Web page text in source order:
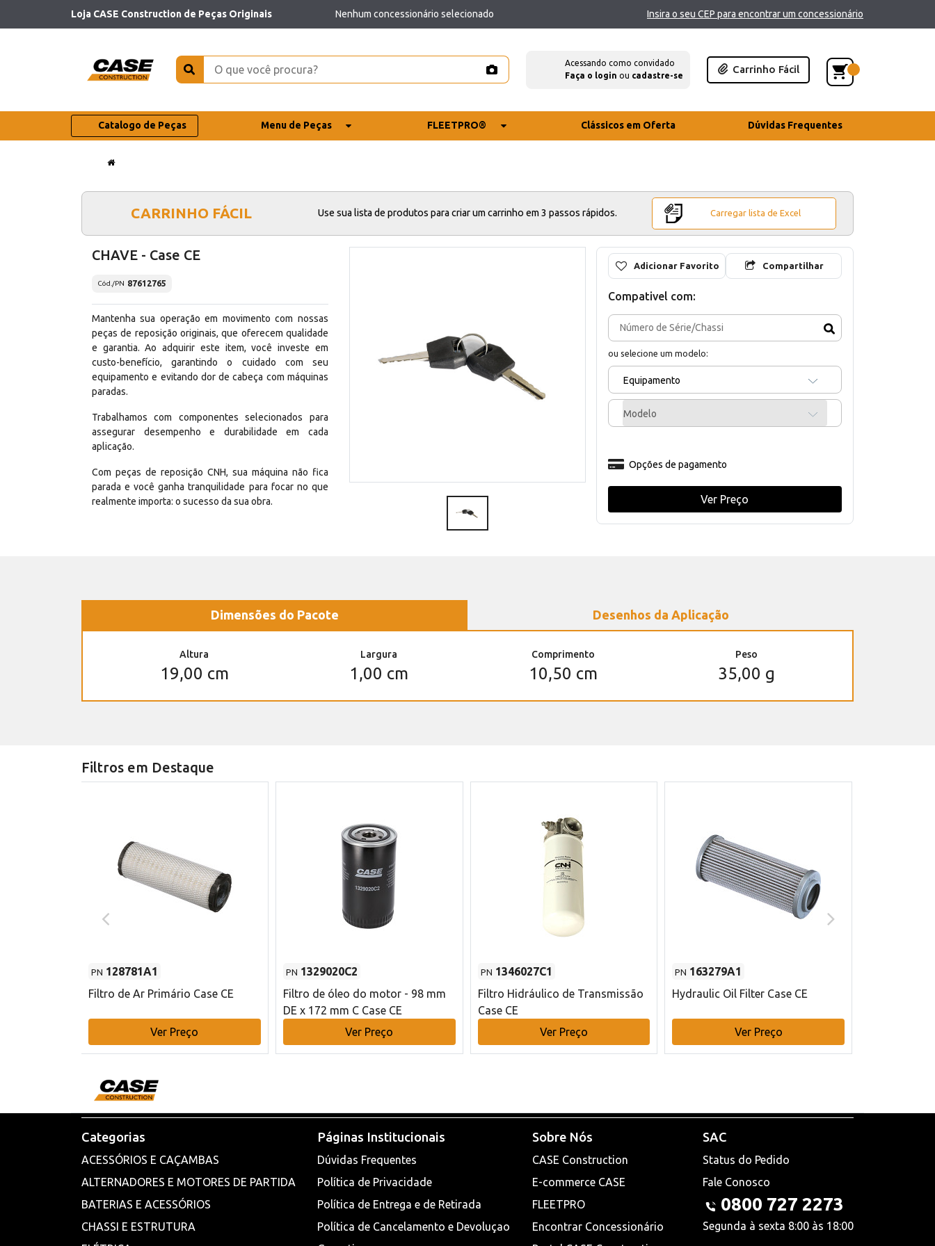
Loja CASE Construction de Peças Originais Nenhum concessionário selecionado Insira o seu CEP para encontrar um concessionário
Acessando como convidado
Faça o login ou cadastre-se
Carrinho Fácil
Catalogo de Peças Menu de Peças FLEETPRO® Clássicos em Oferta Dúvidas Frequentes
CARRINHO FÁCIL Use sua lista de produtos para criar um carrinho em 3 passos rápidos. Carregar lista de Excel
CHAVE - Case CE
Cód./PN 87612765
Mantenha sua operação em movimento com nossas
peças de reposição originais, que oferecem qualidade
e garantia. Ao adquirir este item, você investe em
custo-benefício, garantindo o cuidado com seu
equipamento e evitando dor de cabeça com máquinas
paradas.
Trabalhamos com componentes selecionados para
assegurar desempenho e durabilidade em cada
aplicação.
Com peças de reposição CNH, sua máquina não fica
parada e você ganha tranquilidade para focar no que
realmente importa: o sucesso da sua obra.
Adicionar Favorito Compartilhar
Compativel com:
ou selecione um modelo:
Equipamento
Modelo
Opções de pagamento
Ver Preço
Dimensões do Pacote Desenhos da Aplicação
Altura
19,00 cm
Largura
1,00 cm
Comprimento
10,50 cm
Peso
35,00 g
Filtros em Destaque
PN 128781A1
Filtro de Ar Primário Case CE
Ver Preço
PN 1329020C2
Filtro de óleo do motor - 98 mm
DE x 172 mm C Case CE
Ver Preço
PN 1346027C1
Filtro Hidráulico de Transmissão
Case CE
Ver Preço
PN 163279A1
Hydraulic Oil Filter Case CE
Ver Preço
Categorias
ACESSÓRIOS E CAÇAMBAS
ALTERNADORES E MOTORES DE PARTIDA
BATERIAS E ACESSÓRIOS
CHASSI E ESTRUTURA
Páginas Institucionais
Dúvidas Frequentes
Política de Privacidade
Política de Entrega e de Retirada
Política de Cancelamento e Devoluçao
Sobre Nós
CASE Construction
E-commerce CASE
FLEETPRO
Encontrar Concessionário
SAC
Status do Pedido
Fale Conosco
0800 727 2273
Segunda à sexta 8:00 às 18:00